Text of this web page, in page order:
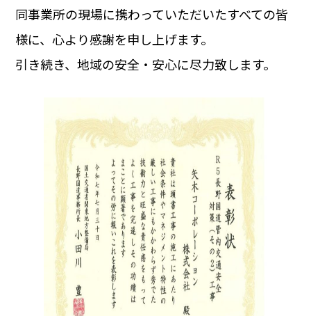
同事業所の現場に携わっていただいたすべての皆
様に、心より感謝を申し上げます。
引き続き、地域の安全・安心に尽力致します。